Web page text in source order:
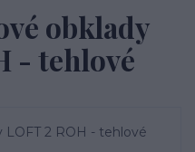
obklady
- tehlové